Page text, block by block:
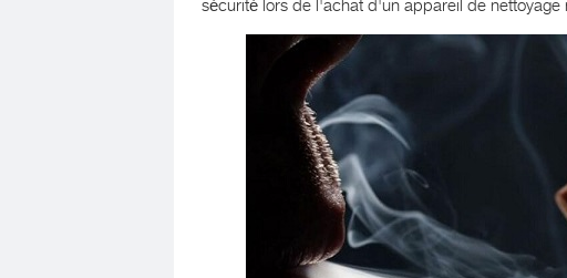
sécurité lors de l'achat d'un appareil de nettoyage